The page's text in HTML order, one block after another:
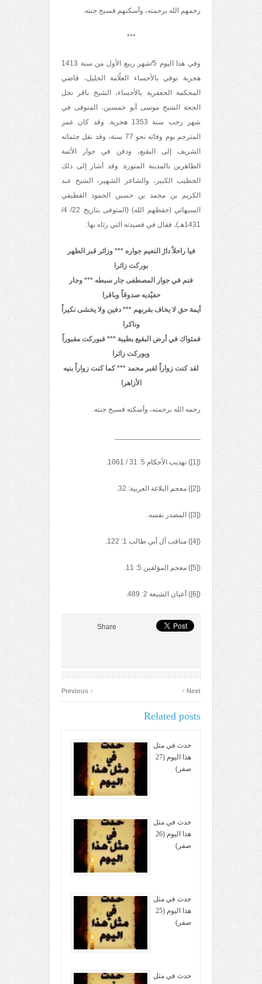
رحمهم الله برحمته، وأسكنهم فسيح جنته.
***
وفي هذا اليوم 5/شهر ربيع الأول من سنة 1413
هجرية توفي بالأحساء العلّامة الجليل، قاضي
المحكمة الجعفرية بالأحساء، الشيخ باقر نجل
الحجة الشيخ موسى أبو خمسين، المتوفى في
شهر رجب سنة 1353 هجرية. وقد كان عمر
المترجم يوم وفاته نحو 77 سنة، وقد نقل جثمانه
الشريف إلى البقيع، ودفن في جوار الأئمة
الطاهرين بالمدينة المنورة. وقد أشار إلى ذلك
الخطيب الكبير، والشاعر الشهير، الشيخ عبد
الكريم بن محمد بن حسين الحمود القطيفي
السيهاتي (حفظهم الله) (المتوفى بتاريخ 22/ 4/
1431هـ)، فقال في قصيدته التي رثاه بها:
فيا راحلاً دارُ النعيم جواره *** وزائر قبر الطهر
بوركت زائرا
فنم في جوار المصطفى جار سبطه *** وجار
حفيْديه صدوقاً وباقرا
أيمة حق لا يخاف بقربهم *** دفين ولا يخشى نكيراً
وناكرا
فمثواك في أرض البقيع بطيبة *** فبوركت مقبوراً
وبوركت زائرا
لقد كنت زواراً لقبر محمد *** كما كنت زواراً بنيه
الأزاهرا
رحمه الله برحمته، وأسكنه فسيح جنته.
([1]) تهذيب الأحكام 5: 31 / 1061.
([2]) معجم البلاغة العربية: 32.
([3]) المصدر نفسه.
([4]) مناقب آل أبي طالب 1: 122.
([5]) معجم المؤلفين 5: 11.
([6]) أعيان الشيعة 2: 489.
Share
‹ Next
›
Related posts
حدث في مثل
هذا اليوم (27
صفر)
حدث في مثل
هذا اليوم (26
صفر)
حدث في مثل
هذا اليوم (25
صفر)
حدث في مثل